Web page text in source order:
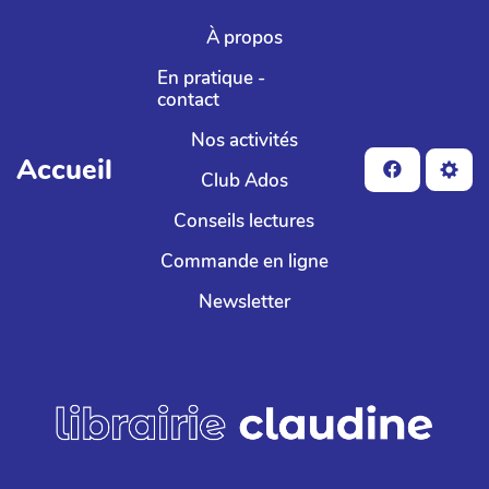
Aller au contenu principal
Accueil
À propos
En pratique -
contact
Nos activités
Club Ados
Conseils lectures
Commande en ligne
Newsletter